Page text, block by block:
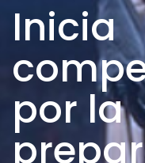
Inicia
por la